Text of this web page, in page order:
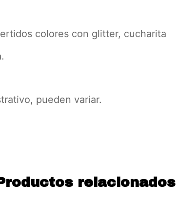
colores con glitter, cucharita
pueden variar.
relacionados